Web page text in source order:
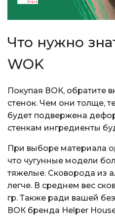
Что нужно
WOK
Покупая ВОК, обратите
стенок. Чем они толще,
будет подвержена
стенкам ингредиенты
При выборе материала
что чугунные модели
тяжелые. Сковорода из
легче. В среднем вес
гр. Также ради вашей
ВОК бренда Helper